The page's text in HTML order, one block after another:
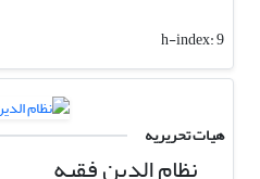
h-index:9
هیات تحریریه
نظام الدین فقیه